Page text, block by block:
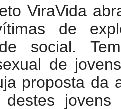
ViraVida
de
social.
de
proposta da
destes